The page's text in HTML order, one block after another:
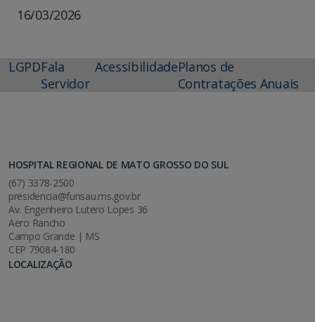
16/03/2026
LGPDFala
Servidor
AcessibilidadePlanos de
Contratações Anuais
HOSPITAL REGIONAL DE MATO GROSSO DO SUL
(67) 3378-2500
presidencia@funsau.ms.gov.br
Av. Engenheiro Lutero Lopes 36
Aero Rancho
Campo Grande | MS
CEP 79084-180
LOCALIZAÇÃO